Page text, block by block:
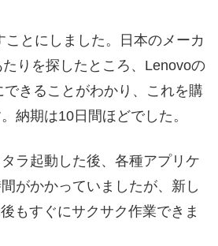
とにしました。日本のメーカ
りを探したところ、Lenovoの
きることがわかり、これを購
納期は10日間ほどでした。
ラ起動した後、各種アプリケ
がかかっていましたが、新し
もすぐにサクサク作業できま